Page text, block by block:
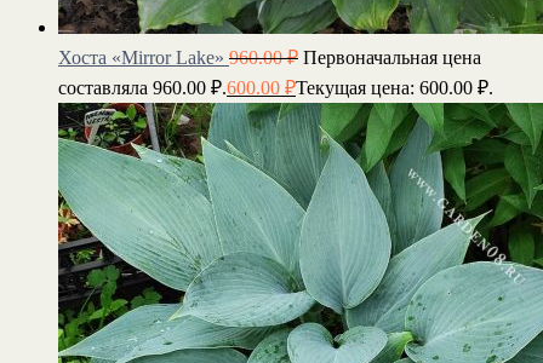
Хоста «Mirror Lake» 960.00₽ Первоначальная цена
составляла 960.00 ₽.600.00 ₽Текущая цена: 600.00 ₽.